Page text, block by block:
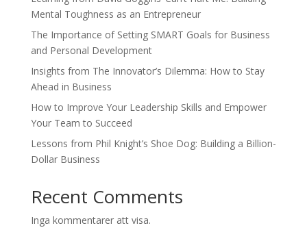
Mental Toughness as an Entrepreneur
The Importance of Setting SMART Goals for Business
and Personal Development
Insights from The Innovator’s Dilemma: How to Stay
Ahead in Business
How to Improve Your Leadership Skills and Empower
Your Team to Succeed
Lessons from Phil Knight’s Shoe Dog: Building a Billion-
Dollar Business
Recent Comments
Inga kommentarer att visa.